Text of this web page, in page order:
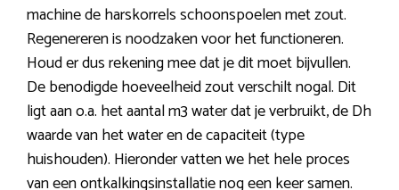
machine de harskorrels schoonspoelen met zout.
Regenereren is noodzaken voor het functioneren.
Houd er dus rekening mee dat je dit moet bijvullen.
De benodigde hoeveelheid zout verschilt nogal. Dit
ligt aan o.a. het aantal m3 water dat je verbruikt, de Dh
waarde van het water en de capaciteit (type
huishouden). Hieronder vatten we het hele proces
van een ontkalkingsinstallatie nog een keer samen.